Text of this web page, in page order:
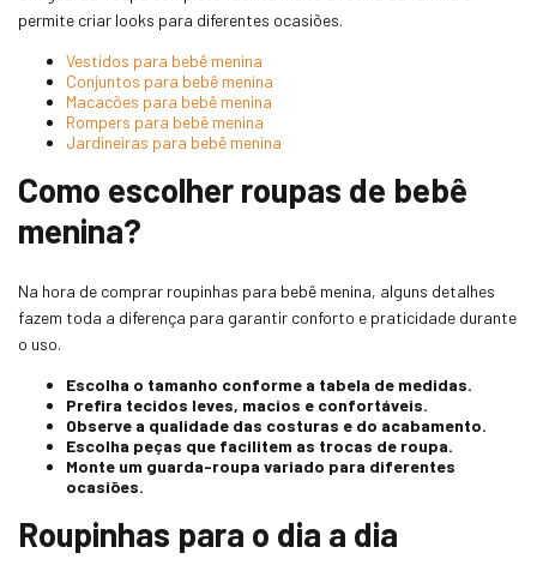
permite criar looks para diferentes ocasiões.
Vestidos para bebê menina
Conjuntos para bebê menina
Macacões para bebê menina
Rompers para bebê menina
Jardineiras para bebê menina
Como escolher roupas de bebê
menina?
Na hora de comprar roupinhas para bebê menina, alguns detalhes
fazem toda a diferença para garantir conforto e praticidade durante
o uso.
Escolha o tamanho conforme a tabela de medidas.
Prefira tecidos leves, macios e confortáveis.
Observe a qualidade das costuras e do acabamento.
Escolha peças que facilitem as trocas de roupa.
Monte um guarda-roupa variado para diferentes
ocasiões.
Roupinhas para o dia a dia